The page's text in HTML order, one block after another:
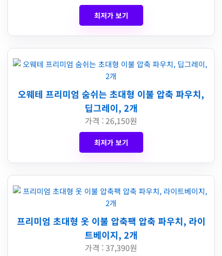
최저가 보기
오웨테 프리미엄 숨쉬는 초대형 이불 압축 파우치,
딥그레이, 2개
가격 : 26,150원
최저가 보기
프리미엄 초대형 옷 이불 압축팩 압축 파우치, 라이
트베이지, 2개
가격 : 37,390원